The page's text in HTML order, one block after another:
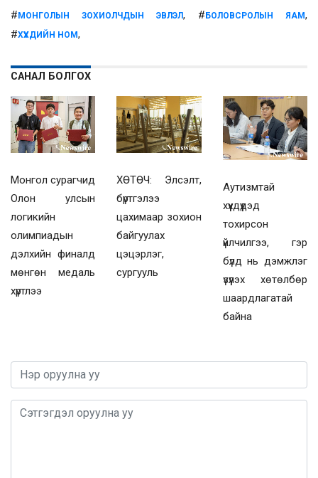
# МОНГОЛЫН ЗОХИОЛЧДЫН ЭВЛЭЛ, # БОЛОВСРОЛЫН ЯАМ,
#ХҮҮХДИЙН НОМ,
САНАЛ БОЛГОХ
Монгол сурагчид
Олон улсын
логикийн
олимпиадын
дэлхийн финалд
мөнгөн медаль
хүртлээ
ХӨТӨЧ: Элсэлт,
бүртгэлээ
цахимаар зохион
байгуулах
цэцэрлэг,
сургууль
Аутизмтай
хүүхдүүдэд
тохирсон
үйлчилгээ, гэр
бүлд нь дэмжлэг
үзүүлэх хөтөлбөр
шаардлагатай
байна